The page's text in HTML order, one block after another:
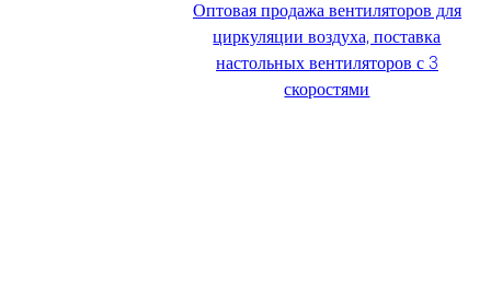
Оптовая продажа вентиляторов для
циркуляции воздуха, поставка
настольных вентиляторов с 3
скоростями